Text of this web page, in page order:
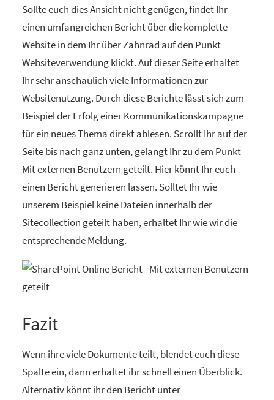
Sollte euch dies Ansicht nicht genügen, findet Ihr
einen umfangreichen Bericht über die komplette
Website in dem Ihr über Zahnrad auf den Punkt
Websiteverwendung klickt. Auf dieser Seite erhaltet
Ihr sehr anschaulich viele Informationen zur
Websitenutzung. Durch diese Berichte lässt sich zum
Beispiel der Erfolg einer Kommunikationskampagne
für ein neues Thema direkt ablesen. Scrollt Ihr auf der
Seite bis nach ganz unten, gelangt Ihr zu dem Punkt
Mit externen Benutzern geteilt. Hier könnt Ihr euch
einen Bericht generieren lassen. Solltet Ihr wie
unserem Beispiel keine Dateien innerhalb der
Sitecollection geteilt haben, erhaltet Ihr wie wir die
entsprechende Meldung.
Fazit
Wenn ihre viele Dokumente teilt, blendet euch diese
Spalte ein, dann erhaltet ihr schnell einen Überblick.
Alternativ könnt ihr den Bericht unter